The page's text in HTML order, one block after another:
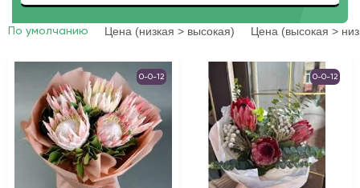
По умолчанию Цена (низкая > высокая) Цена (высокая >
0-0-12 0-0-12